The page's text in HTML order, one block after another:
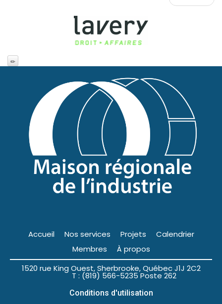
Accueil Nos services Projets
Calendrier
Membres
À propos
1520 rue King Ouest, Sherbrooke, Québec J1J 2C2
T : (819) 566-5235 Poste 262
Conditions d'utilisation